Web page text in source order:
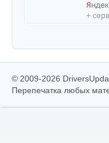
© 2009-2026
Перепечатка любых